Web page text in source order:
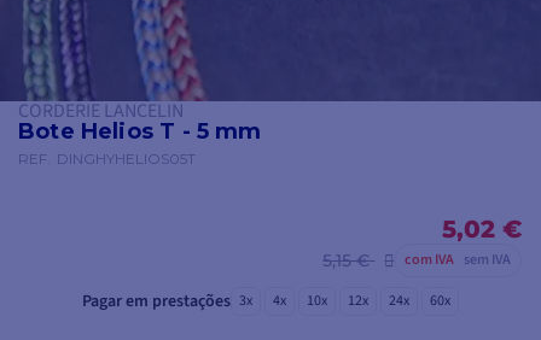
CORDERIE LANCELIN
Bote Helios T - 5 mm
REF. DINGHYHELIOS05T
5,02 €
5,15 € com IVA sem IVA
Pagar em prestações 3x 4x 10x 12x 24x 60x